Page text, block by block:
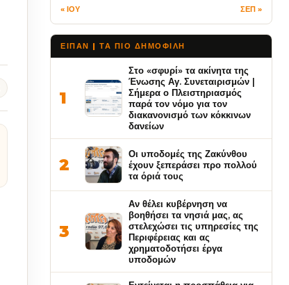
« ΙΟΥ ΣΕΠ »
ΕΙΠΑΝ | ΤΑ ΠΙΟ ΔΗΜΟΦΙΛΉ
1
Στο «σφυρί» τα ακίνητα της
Ένωσης Αγ. Συνεταιρισμών |
Σήμερα ο Πλειστηριασμός
παρά τον νόμο για τον
διακανονισμό των κόκκινων
δανείων
2
Οι υποδομές της Ζακύνθου
έχουν ξεπεράσει προ πολλού
τα όριά τους
3
Αν θέλει κυβέρνηση να
βοηθήσει τα νησιά μας, ας
στελεχώσει τις υπηρεσίες της
Περιφέρειας και ας
χρηματοδοτήσει έργα
υποδομών